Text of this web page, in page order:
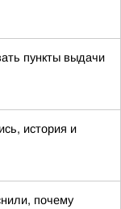
пункты выдачи
история и
почему